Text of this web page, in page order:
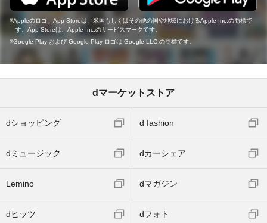
Appleのロゴ、App Storeは、米国もしくはその他の国や地域におけるApple Inc.の商標で
す。App Storeは、Apple Inc.のサービスマークです。
Google Play および Google Play ロゴは Google LLC の商標です。
dマーケットストア
dショッピング d fashion
dミュージック dカーシェア
Lemino dマガジン
dヒッツ dフォト